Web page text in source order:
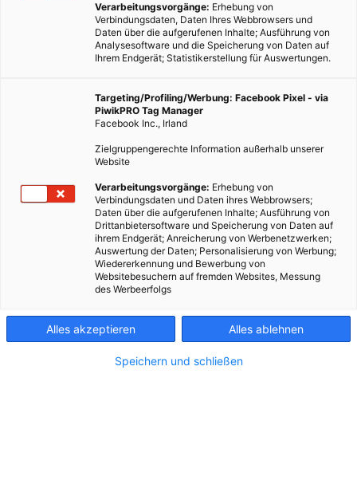
Verarbeitungsvorgänge: Erhebung von
Verbindungsdaten, Daten Ihres Webbrowsers und
Daten über die aufgerufenen Inhalte; Ausführung von
Analysesoftware und die Speicherung von Daten auf
Ihrem Endgerät; Statistikerstellung für Auswertungen.
Targeting/Profiling/Werbung: Facebook Pixel - via
PiwikPRO Tag Manager
Facebook Inc., Irland
Zielgruppengerechte Information außerhalb unserer
Website
Verarbeitungsvorgänge: Erhebung von
Verbindungsdaten und Daten ihres Webbrowsers;
Daten über die aufgerufenen Inhalte; Ausführung von
Drittanbietersoftware und Speicherung von Daten auf
ihrem Endgerät; Anreicherung von Werbenetzwerken;
Auswertung der Daten; Personalisierung von Werbung;
Wiedererkennung und Bewerbung von
Websitebesuchern auf fremden Websites, Messung
des Werbeerfolgs
Alles akzeptieren Alles ablehnen
Speichern und schließen